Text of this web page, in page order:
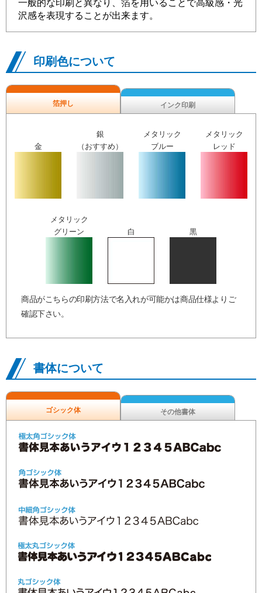
一般的な印刷と異なり、箔を用いることで高級感・光
沢感を表現することが出来ます。
印刷色について
箔押し インク印刷
金
銀
（おすすめ）
メタリック
ブルー
メタリック
レッド
メタリック
グリーン
白 黒
商品がこちらの印刷方法で名入れが可能かは商品仕様よりご
確認下さい。
書体について
ゴシック体 その他書体